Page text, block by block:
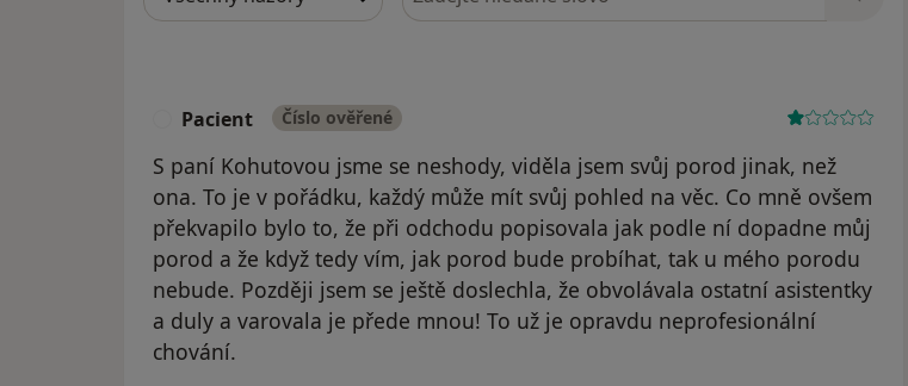
Pacient Číslo ověřené
S paní Kohutovou jsme se neshody, viděla jsem svůj porod jinak, než
ona. To je v pořádku, každý může mít svůj pohled na věc. Co mně ovšem
překvapilo bylo to, že při odchodu popisovala jak podle ní dopadne můj
porod a že když tedy vím, jak porod bude probíhat, tak u mého porodu
nebude. Později jsem se ještě doslechla, že obvolávala ostatní asistentky
a duly a varovala je přede mnou! To už je opravdu neprofesionální
chování.